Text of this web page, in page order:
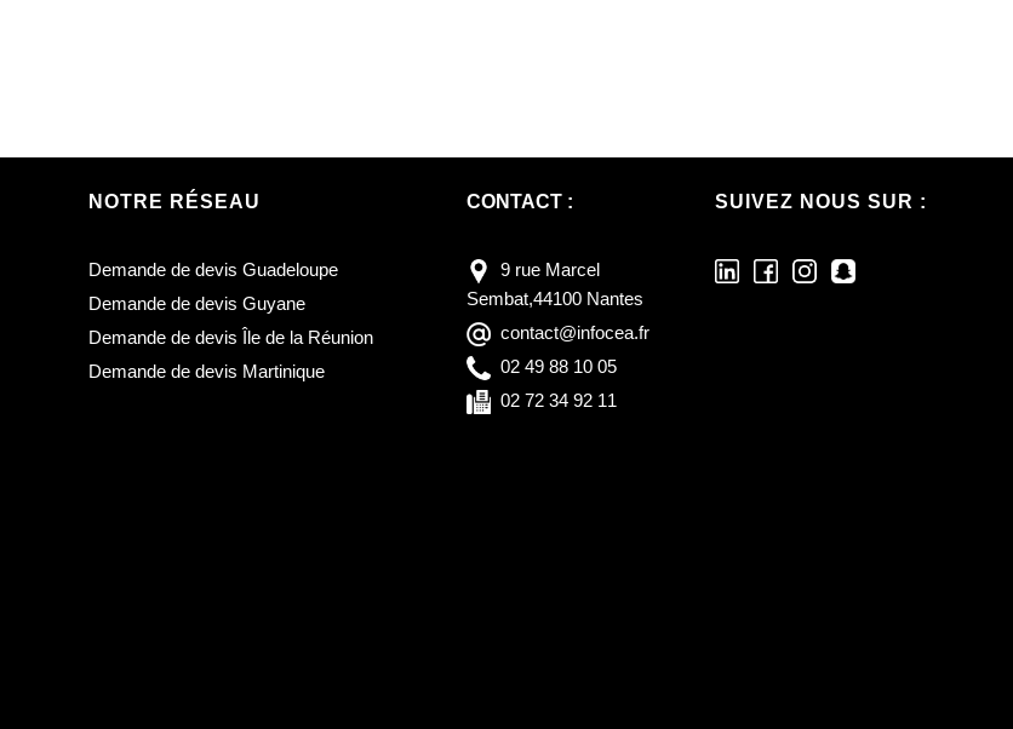
NOTRE RÉSEAU
Demande de devis Guadeloupe
Demande de devis Guyane
Demande de devis Île de la Réunion
Demande de devis Martinique
CONTACT :
9 rue Marcel
Sembat,44100 Nantes
contact@infocea.fr
02 49 88 10 05
02 72 34 92 11
SUIVEZ NOUS SUR :